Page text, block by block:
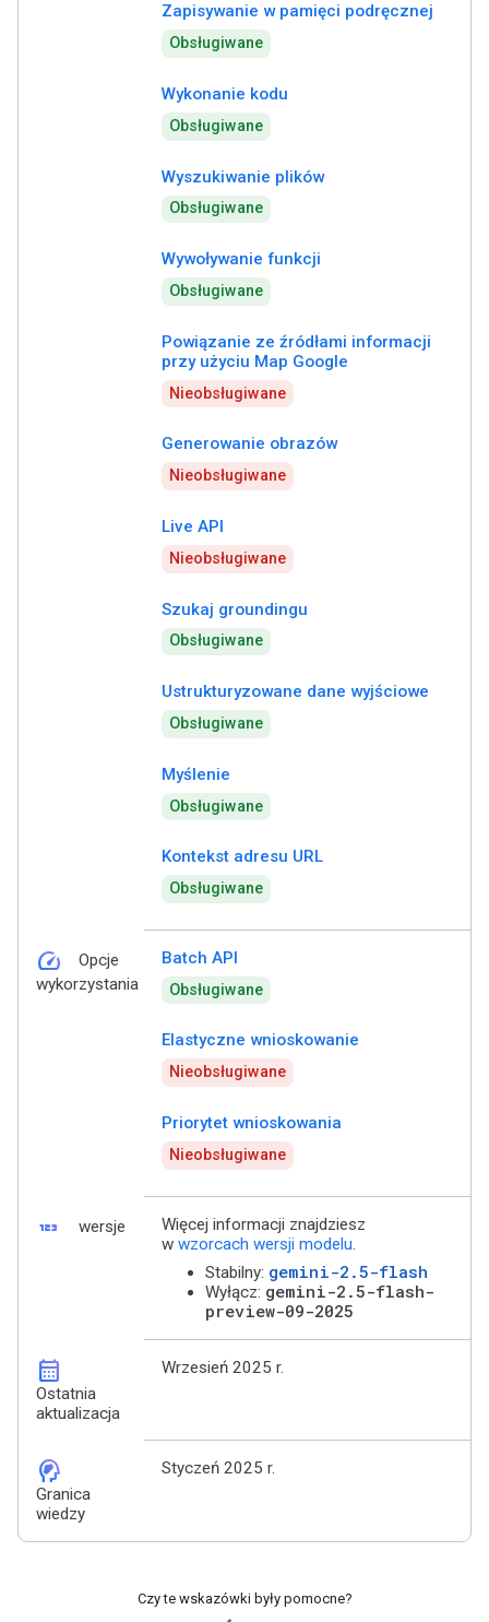
Zapisywanie w pamięci podręcznej
Obsługiwane
Wykonanie kodu
Obsługiwane
Wyszukiwanie plików
Obsługiwane
Wywoływanie funkcji
Obsługiwane
Powiązanie ze źródłami informacji
przy użyciu Map Google
Nieobsługiwane
Generowanie obrazów
Nieobsługiwane
Live API
Nieobsługiwane
Szukaj groundingu
Obsługiwane
Ustrukturyzowane dane wyjściowe
Obsługiwane
Myślenie
Obsługiwane
Kontekst adresu URL
Obsługiwane
speed
Opcje
wykorzystania
Batch API
Obsługiwane
Elastyczne wnioskowanie
Nieobsługiwane
Priorytet wnioskowania
Nieobsługiwane
123 wersje
Więcej informacji znajdziesz
w wzorcach wersji modelu.
Stabilny: gemini-2.5-flash
Wyłącz: gemini-2.5-flash-
preview-09-2025
calendar_month
Ostatnia
aktualizacja
Wrzesień 2025 r.
cognition_2
Granica
wiedzy
Styczeń 2025 r.
Czy te wskazówki były pomocne?